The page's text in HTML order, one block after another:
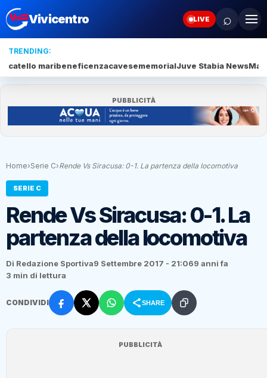
Vivicentro LIVE ⌕
TRENDING:
catello maribeneficenzacavesememorialJuve Stabia News
PUBBLICITÀ
Home›Serie C›Rende Vs Siracusa: 0-1. La partenza della locomotiva
SERIE C
Rende Vs Siracusa: 0-1. La
partenza della locomotiva
Di Redazione Sportiva9 Settembre 2017 - 21:069 anni fa
3 min di lettura
CONDIVIDI SHARE
PUBBLICITÀ